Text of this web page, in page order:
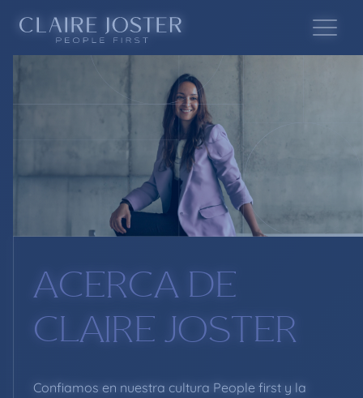
ACERCA DE
CLAIRE JOSTER
Confiamos en nuestra cultura People first y la